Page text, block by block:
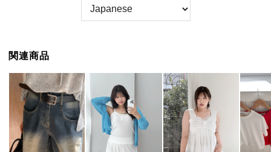
関連商品